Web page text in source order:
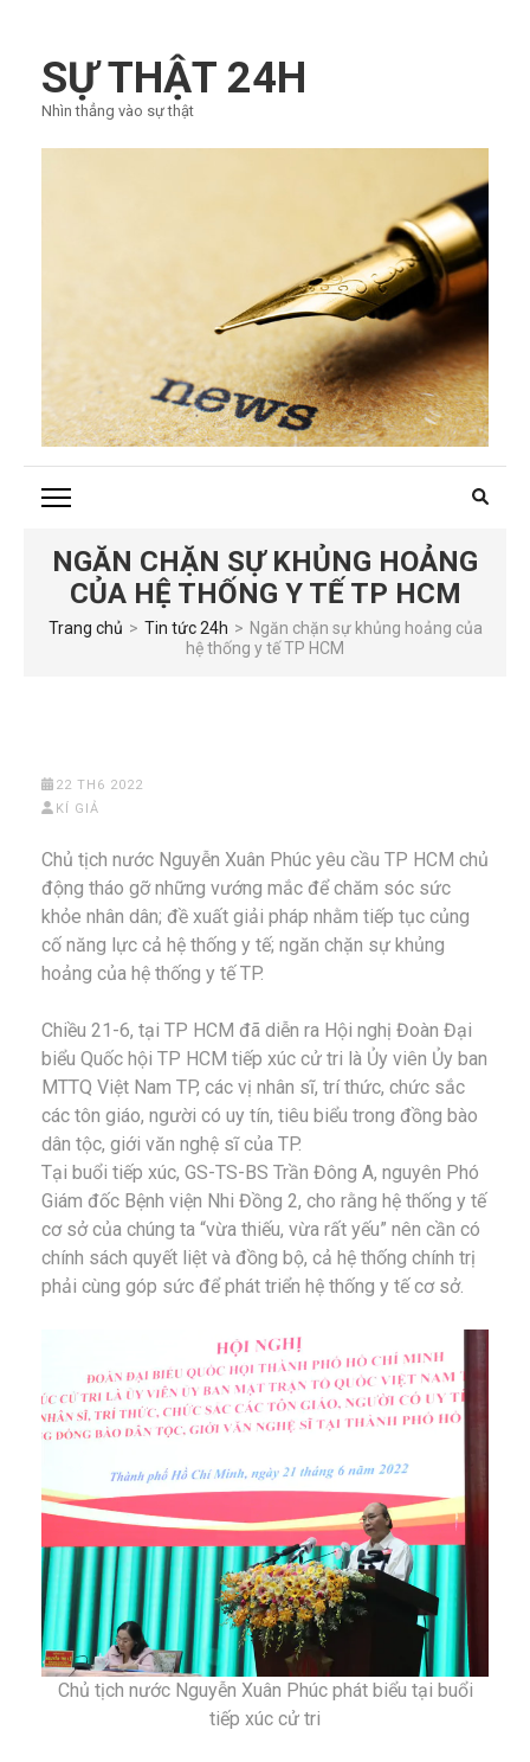
qua
tới
nội
SỰ THẬT 24H
Nhìn thẳng vào sự thật
NGĂN CHẶN SỰ KHỦNG HOẢNG
CỦA HỆ THỐNG Y TẾ TP HCM
Trang chủ > Tin tức 24h > Ngăn chặn sự khủng hoảng của
hệ thống y tế TP HCM
22 TH6 2022
KÍ GIẢ
Chủ tịch nước Nguyễn Xuân Phúc yêu cầu TP HCM chủ
động tháo gỡ những vướng mắc để chăm sóc sức
khỏe nhân dân; đề xuất giải pháp nhằm tiếp tục củng
cố năng lực cả hệ thống y tế; ngăn chặn sự khủng
hoảng của hệ thống y tế TP.
Chiều 21-6, tại TP HCM đã diễn ra Hội nghị Đoàn Đại
biểu Quốc hội TP HCM tiếp xúc cử tri là Ủy viên Ủy ban
MTTQ Việt Nam TP, các vị nhân sĩ, trí thức, chức sắc
các tôn giáo, người có uy tín, tiêu biểu trong đồng bào
dân tộc, giới văn nghệ sĩ của TP.
Tại buổi tiếp xúc, GS-TS-BS Trần Đông A, nguyên Phó
Giám đốc Bệnh viện Nhi Đồng 2, cho rằng hệ thống y tế
cơ sở của chúng ta “vừa thiếu, vừa rất yếu” nên cần có
chính sách quyết liệt và đồng bộ, cả hệ thống chính trị
phải cùng góp sức để phát triển hệ thống y tế cơ sở.
Chủ tịch nước Nguyễn Xuân Phúc phát biểu tại buổi
tiếp xúc cử tri